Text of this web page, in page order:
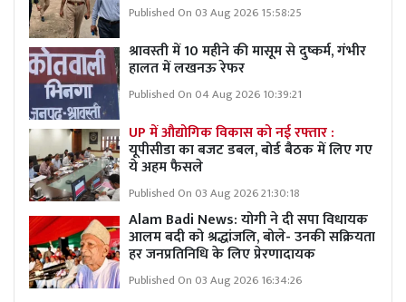
Published On 03 Aug 2026 15:58:25
श्रावस्ती में 10 महीने की मासूम से दुष्कर्म, गंभीर
हालत में लखनऊ रेफर
Published On 04 Aug 2026 10:39:21
UP में औद्योगिक विकास को नई रफ्तार :
यूपीसीडा का बजट डबल, बोर्ड बैठक में लिए गए
ये अहम फैसले
Published On 03 Aug 2026 21:30:18
Alam Badi News: योगी ने दी सपा विधायक
आलम बदी को श्रद्धांजलि, बोले- उनकी सक्रियता
हर जनप्रतिनिधि के लिए प्रेरणादायक
Published On 03 Aug 2026 16:34:26